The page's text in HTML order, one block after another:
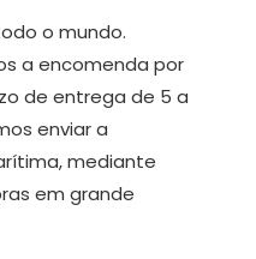
o mundo.
a encomenda por
de entrega de 5 a
enviar a
mediante
em grande